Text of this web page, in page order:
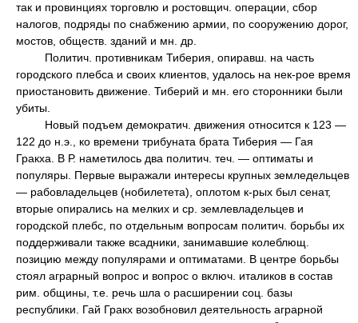
так и провинциях торговлю и ростовщич. операции, сбор
налогов, подряды по снабжению армии, по сооружению дорог,
мостов, обществ. зданий и мн. др.
Политич. противникам Тиберия, опиравш. на часть
городского плебса и своих клиентов, удалось на нек-рое время
приостановить движение. Тиберий и мн. его сторонники были
убиты.
Новый подъем демократич. движения относится к 123 —
122 до н.э., ко времени трибуната брата Тиберия — Гая
Гракха. В Р. наметилось два политич. теч. — оптиматы и
популяры. Первые выражали интересы крупных земледельцев
— рабовладельцев (нобилетета), оплотом к-рых был сенат,
вторые опирались на мелких и ср. землевладельцев и
городской плебс, по отдельным вопросам политич. борьбы их
поддерживали также всадники, занимавшие колеблющ.
позицию между популярами и оптиматами. В центре борьбы
стоял аграрный вопрос и вопрос о включ. италиков в состав
рим. общины, т.е. речь шла о расширении соц. базы
республики. Гай Гракх возобновил деятельность аграрной